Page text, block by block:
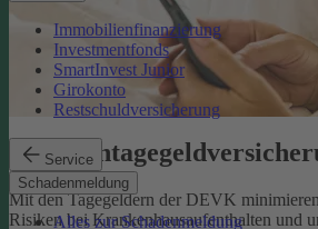
Immobilienfinanzierung
Investmentfonds
SmartInvest Junior
Girokonto
Restschuldversicherung
Service
Schadenmeldung
Alles zur Schadenmeldung
Mit den Tagegeldern der DEVK
Risiken bei Krankenhausaufenthalten und